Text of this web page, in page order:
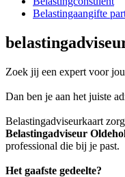
Belastingaangifte
Zoek jij een expert voor
Dan ben je aan het juiste
Belastingadviseurkaart
Belastingadviseur
professional die bij je past.
Het gaafste gedeelte?